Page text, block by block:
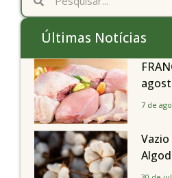
Últimas Notícias
7 de